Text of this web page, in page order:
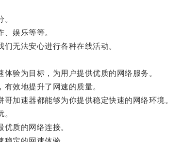
娱乐等等。
无法安心进行各种在线活动。
验为目标，为用户提供优质的网络服务。
效地提升了网速的质量。
加速器都能够为你提供稳定快速的网络环境。
质的网络连接。